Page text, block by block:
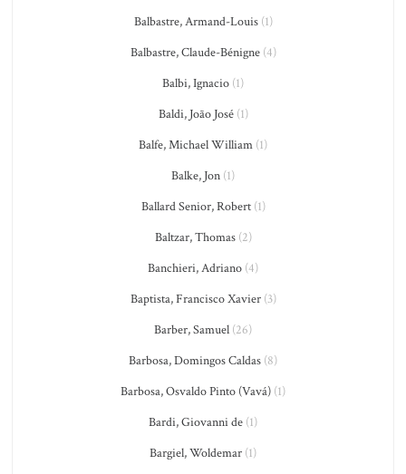
Balbastre, Armand-Louis(1)
Balbastre, Claude-Bénigne(4)
Balbi, Ignacio (1)
Baldi, João José(1)
Balfe, Michael William (1)
Balke, Jon (1)
Ballard Senior, Robert(1)
Baltzar, Thomas(2)
Banchieri, Adriano (4)
Baptista, Francisco Xavier(3)
Barber, Samuel (26)
Barbosa, Domingos Caldas (8)
Barbosa, Osvaldo Pinto (Vavá) (1)
Bardi, Giovanni de (1)
Bargiel, Woldemar (1)